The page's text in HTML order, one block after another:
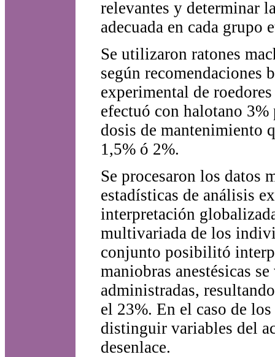
relevantes y determinar
adecuada en cada grupo
Se utilizaron ratones
según recomendaciones
experimental de
efectuó con halotano
dosis de mantenimiento
1,5% ó 2%.
Se procesaron los datos
estadísticas de análisis
interpretación
multivariada de los
conjunto posibilitó
maniobras anestésicas
administradas,
el 23%. En el caso de
distinguir variables del
desenlace.